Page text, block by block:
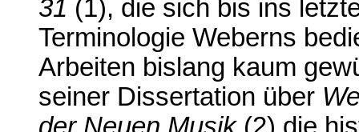
31 (1), die sich bis ins
Terminologie Weberns
Arbeiten bislang kaum
seiner Dissertation über